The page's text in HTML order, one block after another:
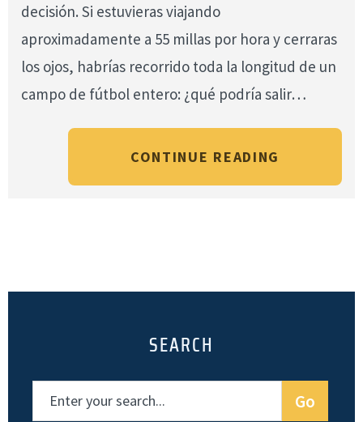
decisión. Si estuvieras viajando
aproximadamente a 55 millas por hora y cerraras
los ojos, habrías recorrido toda la longitud de un
campo de fútbol entero: ¿qué podría salir…
CONTINUE READING
SEARCH